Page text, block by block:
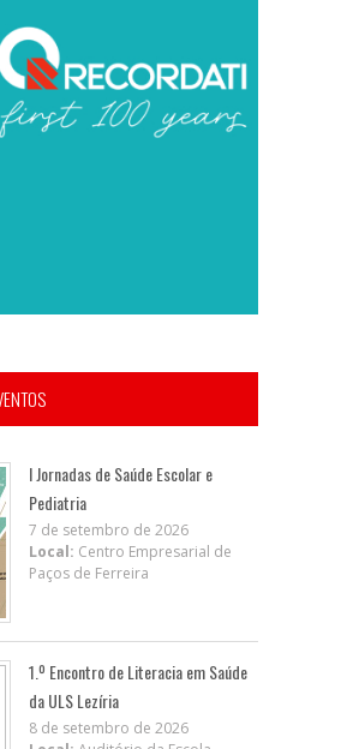
I Jornadas de Saúde Escolar e
Pediatria
7 de setembro de 2026
Local: Centro Empresarial de
Paços de Ferreira
1.º Encontro de Literacia em Saúde
da ULS Lezíria
8 de setembro de 2026